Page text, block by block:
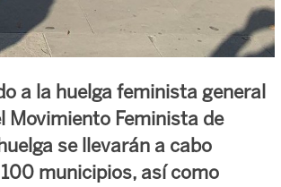
a la huelga feminista general
Movimiento Feminista de
se llevarán a cabo
municipios, así como